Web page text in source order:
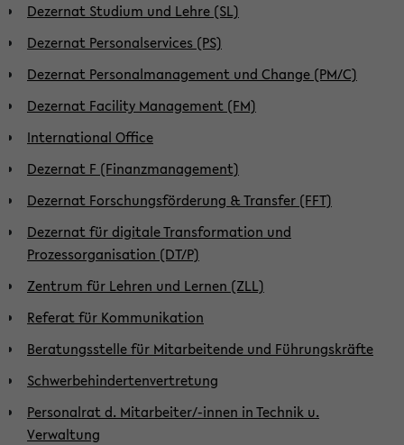
Dezernat Studium und Lehre (SL)
Dezernat Personalservices (PS)
Dezernat Personalmanagement und Change (PM/C)
Dezernat Facility Management (FM)
International Office
Dezernat F (Finanzmanagement)
Dezernat Forschungsförderung & Transfer (FFT)
Dezernat für digitale Transformation und
Prozessorganisation (DT/P)
Zentrum für Lehren und Lernen (ZLL)
Referat für Kommunikation
Beratungsstelle für Mitarbeitende und Führungskräfte
Schwerbehindertenvertretung
Personalrat d. Mitarbeiter/-innen in Technik u.
Verwaltung